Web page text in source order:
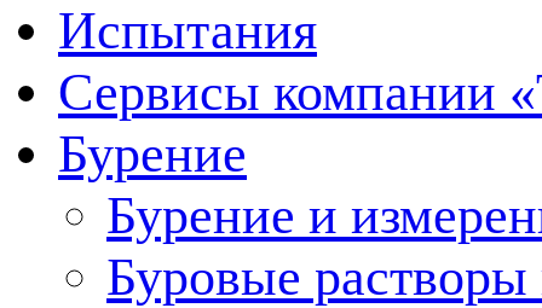
Испытания
Сервисы компании
Бурение
Бурение и
Буровые